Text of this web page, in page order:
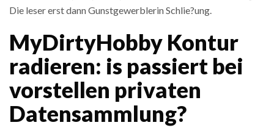
Die leser erst dann Gunstgewerblerin Schlie?ung.
MyDirtyHobby Kontur
radieren: is passiert bei
vorstellen privaten
Datensammlung?